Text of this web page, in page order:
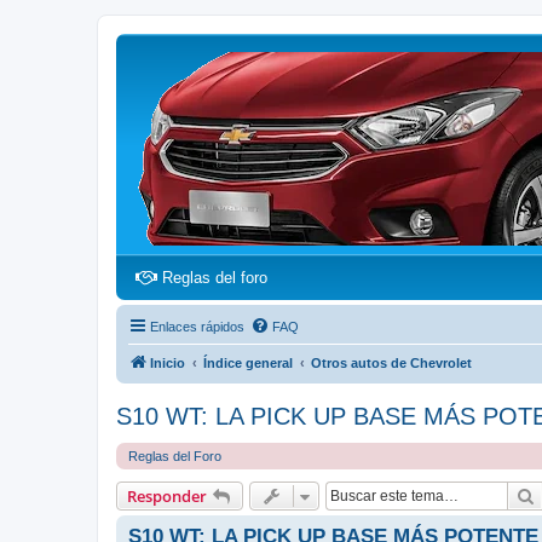
Reglas del foro(Opens a new tab)
Enlaces rápidos FAQ
Inicio Índice general Otros autos de Chevrolet
S10 WT: LA PICK UP BASE MÁS
Reglas del Foro
Responder
S10 WT: LA PICK UP BASE MÁS